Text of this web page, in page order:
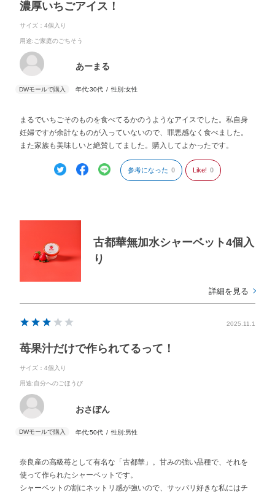
濃厚いちごアイス！
サイズ：4個入り
用途:ご家庭のごちそう
あーまる
年代:30代 性別:女性
まるでいちごそのものを食べてるかのうようなアイスでした。私自身
妊婦ですが余計なものが入っていないので、罪悪感なく食べました。
また家族も美味しいと絶賛してました。購入してよかったです。
参考になった 0 Like! 0
古都華無加水シャーベット4個入
り
詳細を見る
2025.11.1
苺果汁だけで作られてるって！
サイズ：4個入り
用途:自分へのごほうび
おさぽん
年代:50代 性別:男性
奈良産の高級苺として有名な「古都華」。甘みの強い品種で、それを
使って作られたシャーベットです。
シャーベットの割にネットリ感が強いので、サッパリ好きな私にはチ